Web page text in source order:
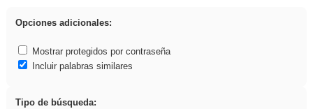
Opciones adicionales:
Mostrar protegidos por contraseña
Incluir palabras similares
Tipo de búsqueda: